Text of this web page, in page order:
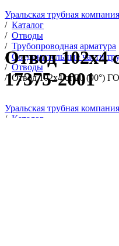
Уральская трубная компания
/ Каталог
/ Отводы
/ Трубопроводная арматура
/ Соединительные части
/ Отводы
/ Отвод 102х4 ст.20 (90°)
Отвод 102х4
17375-2001
Уральская трубная компания
/ Каталог